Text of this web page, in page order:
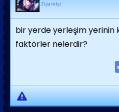
Ziyaretçi
bir yerde yerleşim yerinin
faktörler nelerdir?